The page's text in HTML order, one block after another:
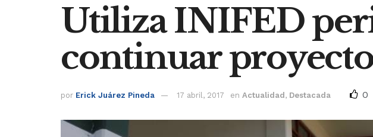
Utiliza INIFED
continuar
por Erick Juárez Pineda 17 abril, 2017 en Actualidad , Destacada 0